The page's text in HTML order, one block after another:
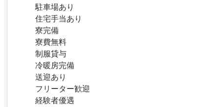
駐車場あり
住宅手当あり
寮完備
寮費無料
制服貸与
冷暖房完備
送迎あり
フリーター歓迎
経験者優遇